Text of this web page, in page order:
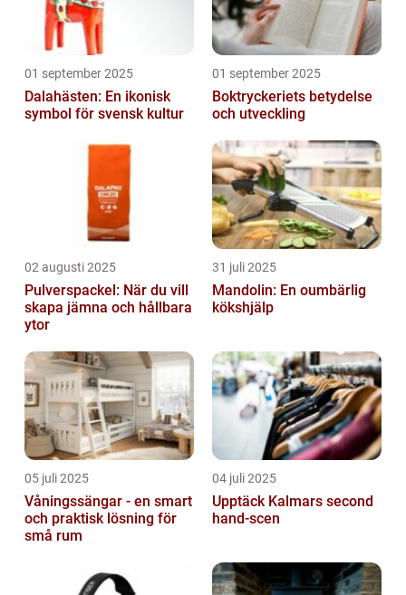
01 september 2025
Dalahästen: En ikonisk
symbol för svensk kultur
01 september 2025
Boktryckeriets betydelse
och utveckling
02 augusti 2025
Pulverspackel: När du vill
skapa jämna och hållbara
ytor
31 juli 2025
Mandolin: En oumbärlig
kökshjälp
05 juli 2025
Våningssängar - en smart
och praktisk lösning för
små rum
04 juli 2025
Upptäck Kalmars second
hand-scen